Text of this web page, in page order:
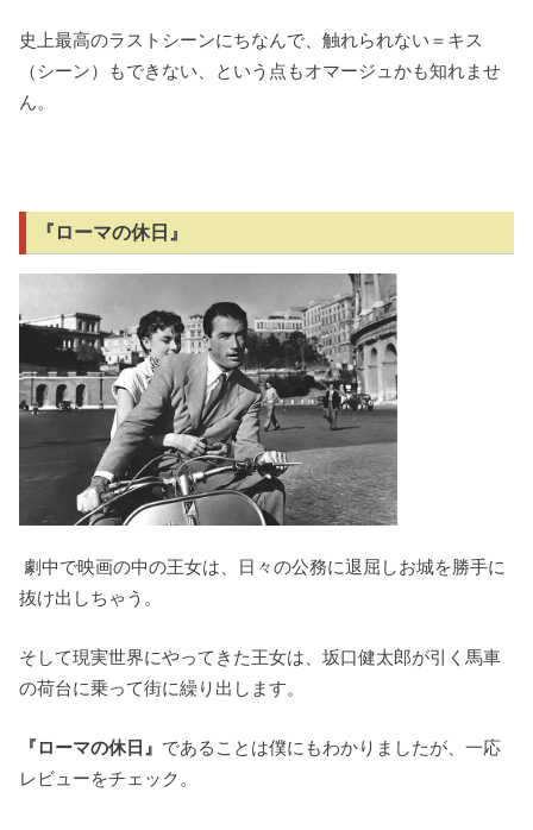
史上最高のラストシーンにちなんで、触れられない＝キス
（シーン）もできない、という点もオマージュかも知れませ
ん。
『ローマの休日』
劇中で映画の中の王女は、日々の公務に退屈しお城を勝手に
抜け出しちゃう。
そして現実世界にやってきた王女は、坂口健太郎が引く馬車
の荷台に乗って街に繰り出します。
『ローマの休日』 であることは僕にもわかりましたが、一応
レビューをチェック。